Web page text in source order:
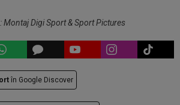
Montaj Digi Sport & Sport Pictures
în Google Discover